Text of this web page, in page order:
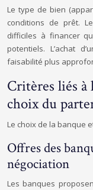
Le type de bien
conditions de prêt.
difficiles à financer
potentiels. L’achat
faisabilité plus
Critères liés à
choix du
Le choix de la banque
Offres des
négociation
Les banques